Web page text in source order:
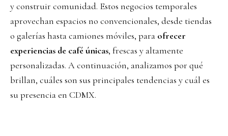
y construir comunidad. Estos negocios temporales
aprovechan espacios no convencionales, desde tiendas
o galerías hasta camiones móviles, para ofrecer
experiencias de café únicas, frescas y altamente
personalizadas. A continuación, analizamos por qué
brillan, cuáles son sus principales tendencias y cuál es
su presencia en CDMX.